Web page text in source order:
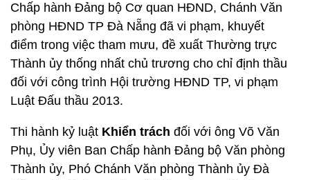
Chấp hành Đảng bộ Cơ quan HĐND, Chánh Văn
phòng HĐND TP Đà Nẵng đã vi phạm, khuyết
điểm trong việc tham mưu, đề xuất Thường trực
Thành ủy thống nhất chủ trương cho chỉ định thầu
đối với công trình Hội trường HĐND TP, vi phạm
Luật Đấu thầu 2013.
Thi hành kỷ luật Khiển trách đối với ông Võ Văn
Phụ, Ủy viên Ban Chấp hành Đảng bộ Văn phòng
Thành ủy, Phó Chánh Văn phòng Thành ủy Đà